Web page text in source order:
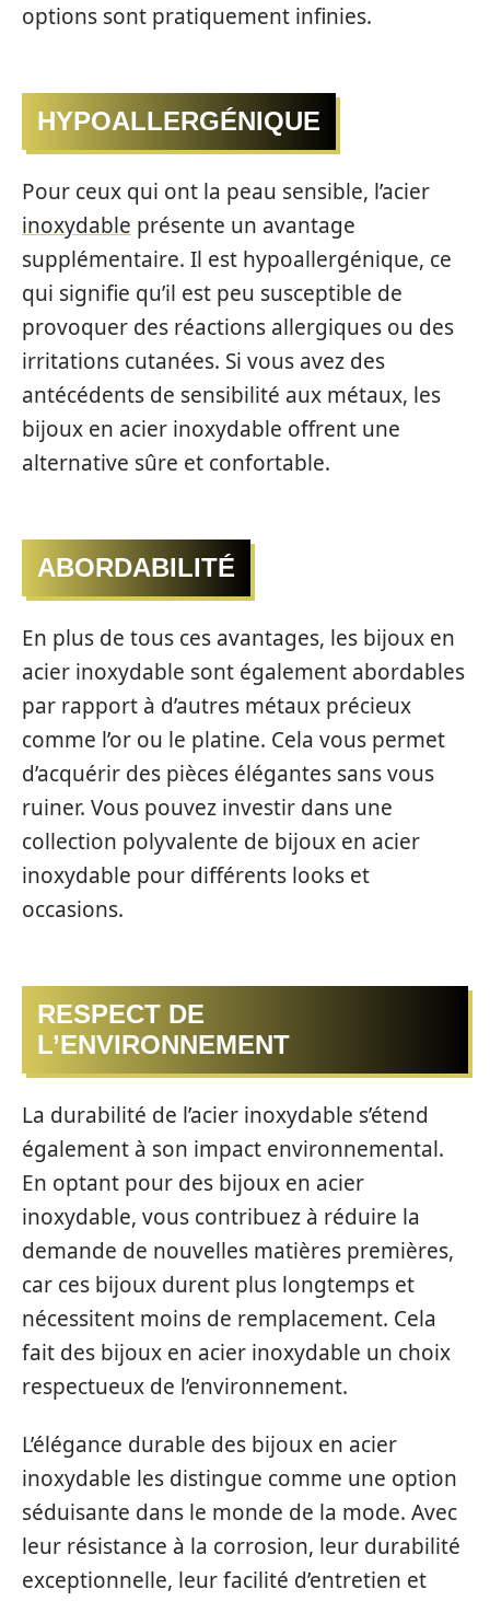
options sont pratiquement infinies.
HYPOALLERGÉNIQUE
Pour ceux qui ont la peau sensible, l’acier
inoxydable présente un avantage
supplémentaire. Il est hypoallergénique, ce
qui signifie qu’il est peu susceptible de
provoquer des réactions allergiques ou des
irritations cutanées. Si vous avez des
antécédents de sensibilité aux métaux, les
bijoux en acier inoxydable offrent une
alternative sûre et confortable.
ABORDABILITÉ
En plus de tous ces avantages, les bijoux en
acier inoxydable sont également abordables
par rapport à d’autres métaux précieux
comme l’or ou le platine. Cela vous permet
d’acquérir des pièces élégantes sans vous
ruiner. Vous pouvez investir dans une
collection polyvalente de bijoux en acier
inoxydable pour différents looks et
occasions.
RESPECT DE
L’ENVIRONNEMENT
La durabilité de l’acier inoxydable s’étend
également à son impact environnemental.
En optant pour des bijoux en acier
inoxydable, vous contribuez à réduire la
demande de nouvelles matières premières,
car ces bijoux durent plus longtemps et
nécessitent moins de remplacement. Cela
fait des bijoux en acier inoxydable un choix
respectueux de l’environnement.
L’élégance durable des bijoux en acier
inoxydable les distingue comme une option
séduisante dans le monde de la mode. Avec
leur résistance à la corrosion, leur durabilité
exceptionnelle, leur facilité d’entretien et